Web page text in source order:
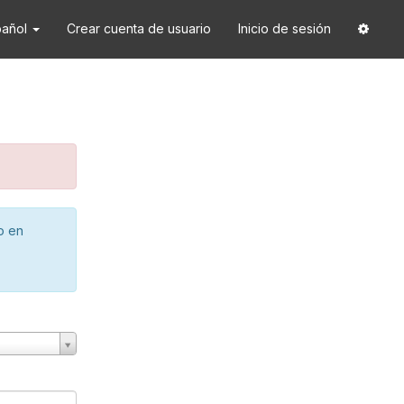
Crear cuenta de usuario Inicio de sesión
en